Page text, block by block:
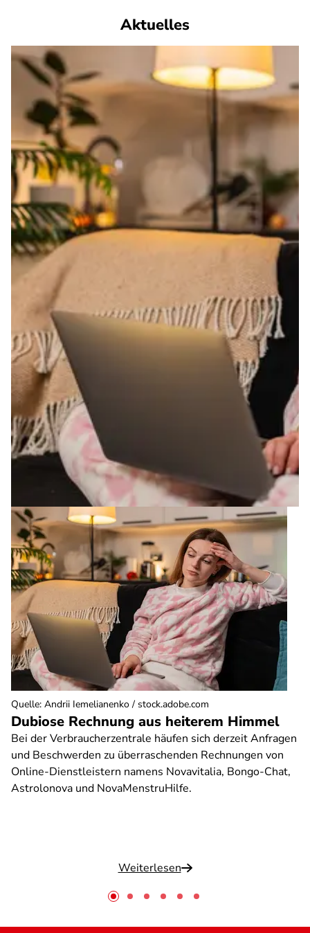
Aktuelles
Dubiose Rechnung aus heiterem Himmel
Bei der Verbraucherzentrale häufen sich derzeit Anfragen
und Beschwerden zu überraschenden Rechnungen von
Online-Dienstleistern namens Novavitalia, Bongo-Chat,
Astrolonova und NovaMenstruHilfe.
Weiterlesen
Quelle: Andrii Iemelianenko / stock.adobe.com